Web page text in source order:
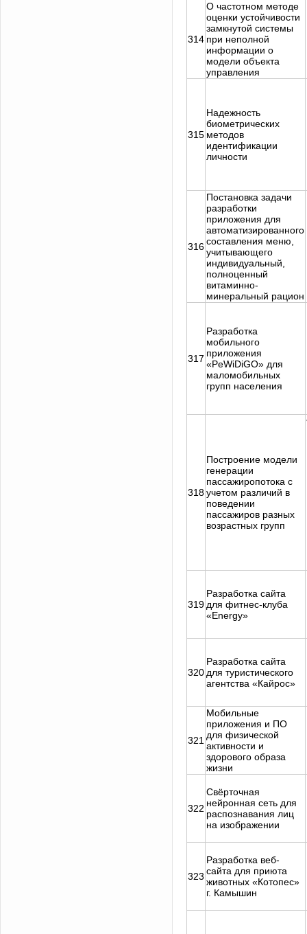
314
О частотном методе
оценки устойчивости
замкнутой системы
при неполной
информации о
модели объекта
управления
315
Надежность
биометрических
методов
идентификации
личности
316
Постановка задачи
разработки
приложения для
автоматизированного
составления меню,
учитывающего
индивидуальный,
полноценный
витаминно-
минеральный рацион
317
Разработка
мобильного
приложения
«PeWiDiGO» для
маломобильных
групп населения
318
Построение модели
генерации
пассажиропотока с
учетом различий в
поведении
пассажиров разных
возрастных групп
319
Разработка сайта
для фитнес-клуба
«Energy»
320
Разработка сайта
для туристического
агентства «Кайрос»
321
Мобильные
приложения и ПО
для физической
активности и
здорового образа
жизни
322
Свёрточная
нейронная сеть для
распознавания лиц
на изображении
323
Разработка веб-
сайта для приюта
животных «Котопес»
г. Камышин